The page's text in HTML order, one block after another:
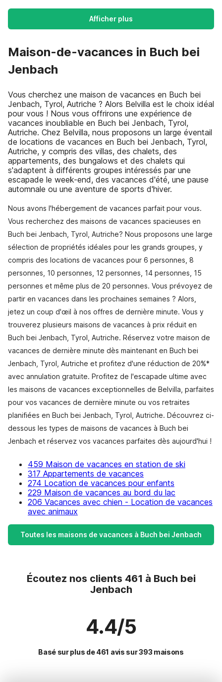
Afficher plus
Maison-de-vacances in Buch bei
Jenbach
Vous cherchez une maison de vacances en Buch bei
Jenbach, Tyrol, Autriche ? Alors Belvilla est le choix idéal
pour vous ! Nous vous offrirons une expérience de
vacances inoubliable en Buch bei Jenbach, Tyrol,
Autriche. Chez Belvilla, nous proposons un large éventail
de locations de vacances en Buch bei Jenbach, Tyrol,
Autriche, y compris des villas, des chalets, des
appartements, des bungalows et des chalets qui
s'adaptent à différents groupes intéressés par une
escapade le week-end, des vacances d'été, une pause
automnale ou une aventure de sports d'hiver.
Nous avons l'hébergement de vacances parfait pour vous.
Vous recherchez des maisons de vacances spacieuses en
Buch bei Jenbach, Tyrol, Autriche? Nous proposons une large
sélection de propriétés idéales pour les grands groupes, y
compris des locations de vacances pour 6 personnes, 8
personnes, 10 personnes, 12 personnes, 14 personnes, 15
personnes et même plus de 20 personnes. Vous prévoyez de
partir en vacances dans les prochaines semaines ? Alors,
jetez un coup d'œil à nos offres de dernière minute. Vous y
trouverez plusieurs maisons de vacances à prix réduit en
Buch bei Jenbach, Tyrol, Autriche. Réservez votre maison de
vacances de dernière minute dès maintenant en Buch bei
Jenbach, Tyrol, Autriche et profitez d'une réduction de 20%*
avec annulation gratuite. Profitez de l'escapade ultime avec
les maisons de vacances exceptionnelles de Belvilla, parfaites
pour vos vacances de dernière minute ou vos retraites
planifiées en Buch bei Jenbach, Tyrol, Autriche. Découvrez ci-
dessous les types de maisons de vacances à Buch bei
Jenbach et réservez vos vacances parfaites dès aujourd'hui !
459 Maison de vacances en station de ski
317 Appartements de vacances
274 Location de vacances pour enfants
229 Maison de vacances au bord du lac
206 Vacances avec chien - Location de vacances
avec animaux
Toutes les maisons de vacances à Buch bei Jenbach
Écoutez nos clients 461 à Buch bei
Jenbach
4.4/5
Basé sur plus de 461 avis sur 393 maisons